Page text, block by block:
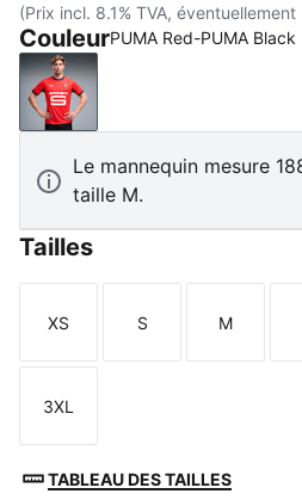
(Prix incl. 8.1% TVA, éventuellement
CouleurPUMA Red-PUMA Black
PUMA Red-PUMA Black
Le mannequin mesure
taille M.
Tailles
Taille
XS
Taille
S
Taille
M
Taille
3XL
TABLEAU DES TAILLES